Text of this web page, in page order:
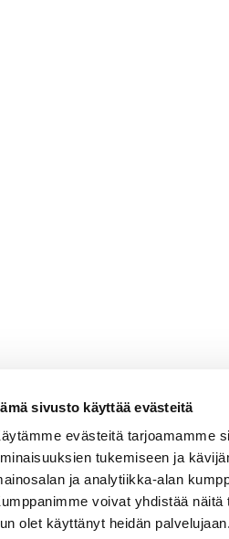
sivusto käyttää evästeitä
evästeitä tarjoamamme
tukemiseen ja
ja analytiikka-alan
voivat yhdistää
olet käyttänyt heidän